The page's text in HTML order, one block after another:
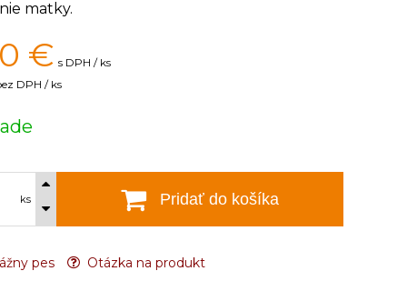
matky.
€ s DPH / ks
DPH / ks
ks Pridať do košíka
pes Otázka na produkt